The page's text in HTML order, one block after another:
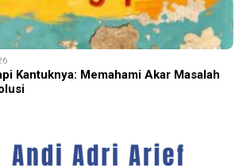
Kantuknya: Memahami Akar Masalah